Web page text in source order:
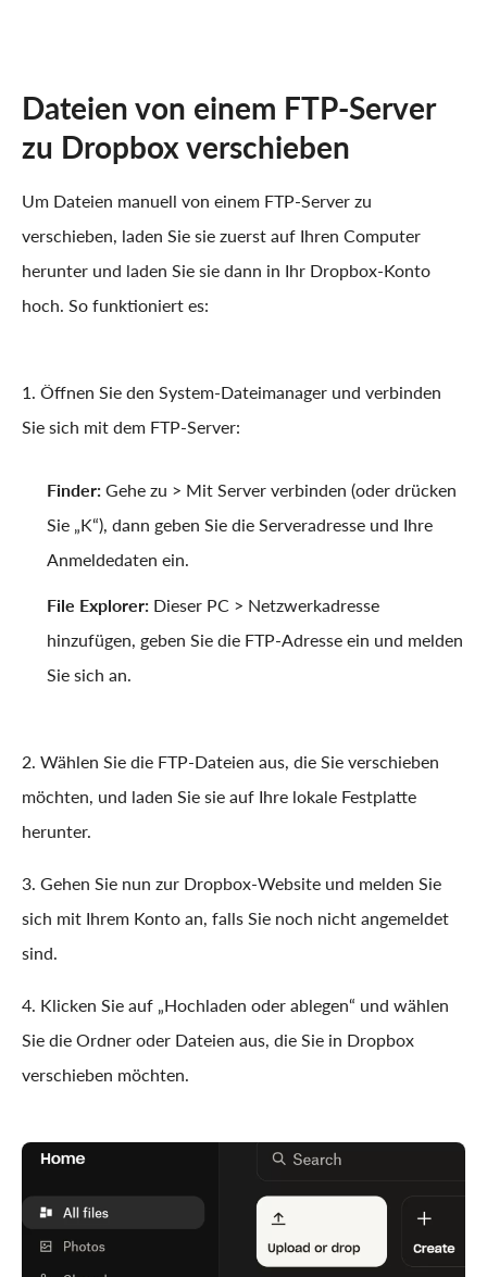
Dateien von einem FTP-Server
zu Dropbox verschieben
Um Dateien manuell von einem FTP-Server zu
verschieben, laden Sie sie zuerst auf Ihren Computer
herunter und laden Sie sie dann in Ihr Dropbox-Konto
hoch. So funktioniert es:
1. Öffnen Sie den System-Dateimanager und verbinden
Sie sich mit dem FTP-Server:
Finder: Gehe zu > Mit Server verbinden (oder drücken
Sie „K“), dann geben Sie die Serveradresse und Ihre
Anmeldedaten ein.
File Explorer: Dieser PC > Netzwerkadresse
hinzufügen, geben Sie die FTP-Adresse ein und melden
Sie sich an.
2. Wählen Sie die FTP-Dateien aus, die Sie verschieben
möchten, und laden Sie sie auf Ihre lokale Festplatte
herunter.
3. Gehen Sie nun zur Dropbox-Website und melden Sie
sich mit Ihrem Konto an, falls Sie noch nicht angemeldet
sind.
4. Klicken Sie auf „Hochladen oder ablegen“ und wählen
Sie die Ordner oder Dateien aus, die Sie in Dropbox
verschieben möchten.